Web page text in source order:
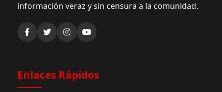
información veraz y sin censura a la comunidad.
Enlaces Rápidos